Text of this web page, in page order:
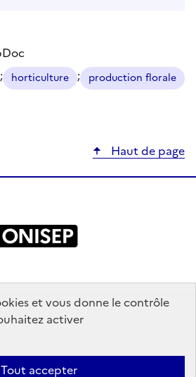
et vous donne le contrôle
activer
Tout accepter
; horticulture ; production florale
Haut de page